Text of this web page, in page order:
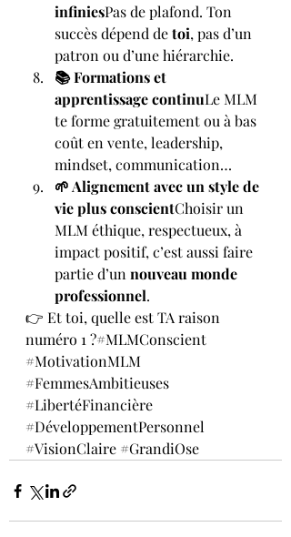
infiniesPas de plafond. Ton
succès dépend de toi, pas d’un
patron ou d’une hiérarchie.
📚 Formations et
apprentissage continuLe MLM
te forme gratuitement ou à bas
coût en vente, leadership,
mindset, communication…
🌱 Alignement avec un style de
vie plus conscientChoisir un
MLM éthique, respectueux, à
impact positif, c’est aussi faire
partie d’un nouveau monde
professionnel.
👉 Et toi, quelle est TA raison
numéro 1 ?#MLMConscient
#MotivationMLM
#FemmesAmbitieuses
#LibertéFinancière
#DéveloppementPersonnel
#VisionClaire #GrandiOse